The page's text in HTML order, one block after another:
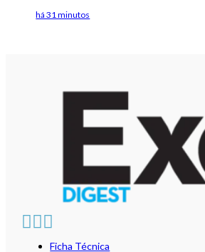
há 31 minutos
Ficha Técnica